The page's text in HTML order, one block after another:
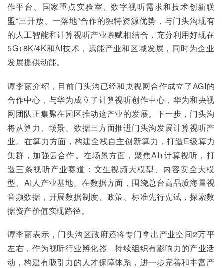
作平台、国家重点实验室、数字视听需求和技术创新联
盟“三开放、一落地”合作的独特资源优势，与门头沟现有
的人工智能和计算视听产业禀赋相结合，充分利用好现在
5G+8K/4K和AI技术，赋能产业和区域发展，同时为企业
发展提供动能。
谭李丽介绍，目前门头沟已经和央视网合作成立了AGI的
合作中心，与华为成立了计算视听创作中心，华为和央视
网团队正集聚在园区推动这产业的发展。下一步，门头沟
将从算力、场景、数据三方面推进门头沟发展计算视听产
业。在算力方面，构建全栈自主创新算力，打造E级算力
集群，加强云合作。在场景方面，聚焦AI+计算视听，打
造三条视听产业赛道：文生视频大模型、内容安全大模
型、AI人产业基地。在数据方面，围绕总台高品质海量视
音频数据，开展数据制度、政策、标准先行先试，探索数
据资产价值实现路径。
谭李丽表示，门头沟区政府还将专门拿出产业空间2万平
左右，作为视听行业孵化器，持续组织有影响力的产业活
动，构建有吸引力的人才保障体系，进一步完善和丰富产